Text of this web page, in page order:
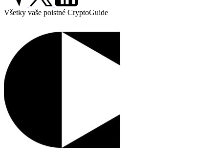
Všetky vaše poistné CryptoGuide